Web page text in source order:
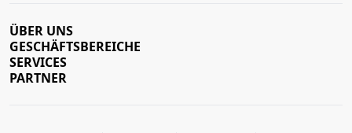
ÜBER UNS
GESCHÄFTSBEREICHE
SERVICES
PARTNER